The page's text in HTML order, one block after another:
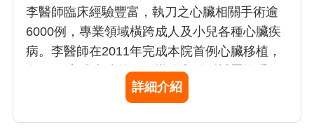
李醫師臨床經驗豐富，執刀之心臟相關手術逾
6000例，專業領域橫跨成人及小兒各種心臟疾
病。李醫師在2011年完成本院首例心臟移植，
在2016完成本院首例經導管主動脈瓣置換手術
(TAVI)，在2017年及2018年分別置放長效型心
詳細介紹